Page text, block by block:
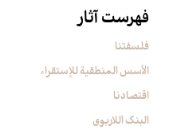
فهرست آثار
فلسفتنا
الأسس المنطقیة للإستقراء
اقتصادنا
البنک اللاربوی